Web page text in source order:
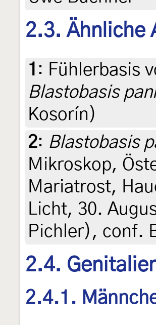
2.3. Ähnliche
1 : Fühlerbasis
Blastobasis
Kosorín)
2: Blastobasis
Mikroskop,
Mariatrost,
Licht, 30.
Pichler), conf.
2.4.
2.4.1.